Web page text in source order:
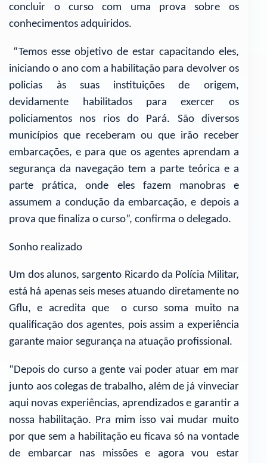
concluir o curso com uma prova sobre os
conhecimentos adquiridos.
“Temos esse objetivo de estar capacitando eles,
iniciando o ano com a habilitação para devolver os
policias às suas instituições de origem,
devidamente habilitados para exercer os
policiamentos nos rios do Pará. São diversos
municípios que receberam ou que irão receber
embarcações, e para que os agentes aprendam a
segurança da navegação tem a parte teórica e a
parte prática, onde eles fazem manobras e
assumem a condução da embarcação, e depois a
prova que finaliza o curso”, confirma o delegado.
Sonho realizado
Um dos alunos, sargento Ricardo da Polícia Militar,
está há apenas seis meses atuando diretamente no
Gflu, e acredita que o curso soma muito na
qualificação dos agentes, pois assim a experiência
garante maior segurança na atuação profissional.
“Depois do curso a gente vai poder atuar em mar
junto aos colegas de trabalho, além de já vinveciar
aqui novas experiências, aprendizados e garantir a
nossa habilitação. Pra mim isso vai mudar muito
por que sem a habilitação eu ficava só na vontade
de embarcar nas missões e agora vou estar